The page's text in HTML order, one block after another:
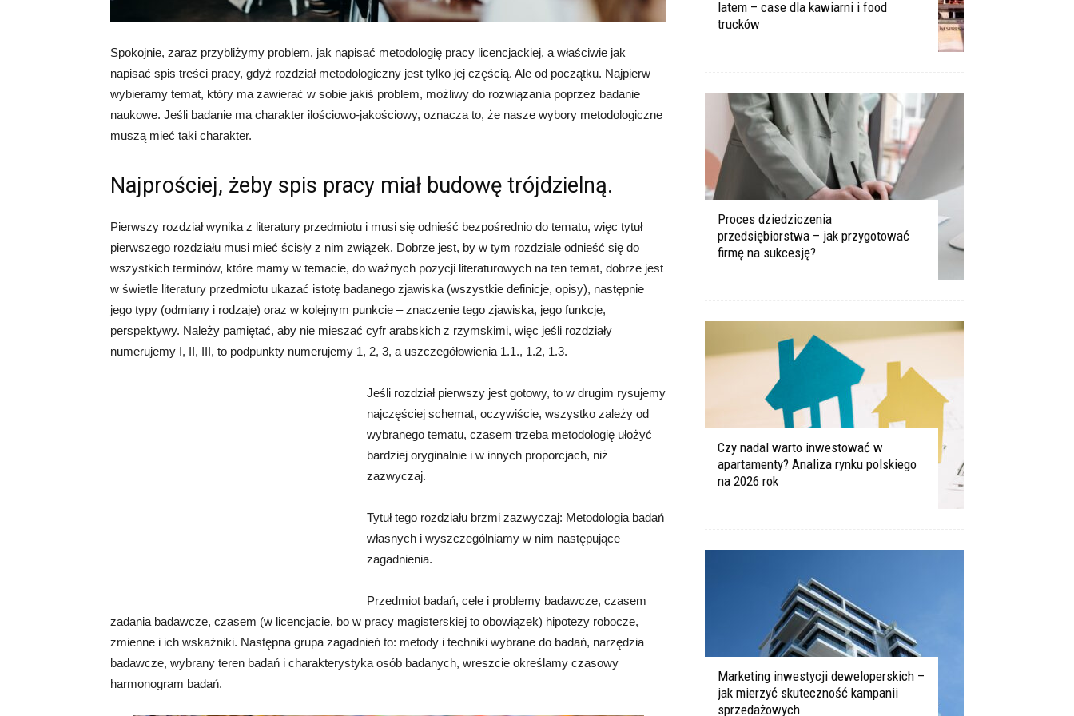
Spokojnie, zaraz przybliżymy problem, jak napisać metodologię pracy licencjackiej, a właściwie jak
napisać spis treści pracy, gdyż rozdział metodologiczny jest tylko jej częścią. Ale od początku. Najpierw
wybieramy temat, który ma zawierać w sobie jakiś problem, możliwy do rozwiązania poprzez badanie
naukowe. Jeśli badanie ma charakter ilościowo-jakościowy, oznacza to, że nasze wybory metodologiczne
muszą mieć taki charakter.
Najprościej, żeby spis pracy miał budowę trójdzielną.
Pierwszy rozdział wynika z literatury przedmiotu i musi się odnieść bezpośrednio do tematu, więc tytuł
pierwszego rozdziału musi mieć ścisły z nim związek. Dobrze jest, by w tym rozdziale odnieść się do
wszystkich terminów, które mamy w temacie, do ważnych pozycji literaturowych na ten temat, dobrze jest
w świetle literatury przedmiotu ukazać istotę badanego zjawiska (wszystkie definicje, opisy), następnie
jego typy (odmiany i rodzaje) oraz w kolejnym punkcie – znaczenie tego zjawiska, jego funkcje,
perspektywy. Należy pamiętać, aby nie mieszać cyfr arabskich z rzymskimi, więc jeśli rozdziały
numerujemy I, II, III, to podpunkty numerujemy 1, 2, 3, a uszczegółowienia 1.1., 1.2, 1.3.
Jeśli rozdział pierwszy jest gotowy, to w drugim rysujemy
najczęściej schemat, oczywiście, wszystko zależy od
wybranego tematu, czasem trzeba metodologię ułożyć
bardziej oryginalnie i w innych proporcjach, niż
zazwyczaj.
Tytuł tego rozdziału brzmi zazwyczaj: Metodologia badań
własnych i wyszczególniamy w nim następujące
zagadnienia.
Przedmiot badań, cele i problemy badawcze, czasem
zadania badawcze, czasem (w licencjacie, bo w pracy magisterskiej to obowiązek) hipotezy robocze,
zmienne i ich wskaźniki. Następna grupa zagadnień to: metody i techniki wybrane do badań, narzędzia
badawcze, wybrany teren badań i charakterystyka osób badanych, wreszcie określamy czasowy
harmonogram badań.
latem – case dla kawiarni i food
trucków
Proces dziedziczenia
przedsiębiorstwa – jak przygotować
firmę na sukcesję?
Czy nadal warto inwestować w
apartamenty? Analiza rynku polskiego
na 2026 rok
Marketing inwestycji deweloperskich –
jak mierzyć skuteczność kampanii
sprzedażowych